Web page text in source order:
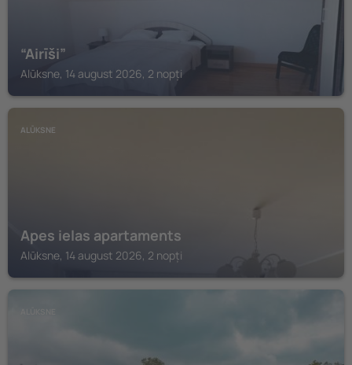
“Airīši”
Alūksne, 14 august 2026, 2 nopți
ALŪKSNE
Apes ielas apartaments
Alūksne, 14 august 2026, 2 nopți